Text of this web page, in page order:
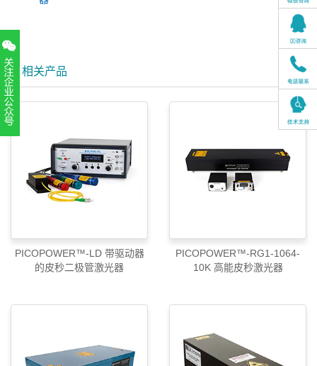
相关产品
PICOPOWER™-LD 带驱动器
的皮秒二极管激光器
PICOPOWER™-RG1-1064-
10K 高能皮秒激光器
扫一扫，关注官方账号
010-52867771